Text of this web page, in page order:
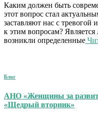
Каким должен быть
этот вопрос стал
заставляют нас с тревогой
к этим вопросам?
возникли определенные
Блог
АНО «Женщины за
«Щедрый вторник»